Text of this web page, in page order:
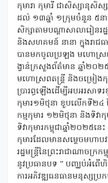
កុមារា កុមារី ជាសិស្សានុសិស្
ដល់ ១៣ឆ្នាំ ១ក្រុមចំនួន ៥
សិក្សាតាមបណ្តាសាលារៀនរ
និងសហគមន៍ នានា ក្នុងរាជ
បានមកចូលប្រឡង មហោស្រព
ង្វាន់ក្រសួងព័ត៌មាន ឆ្នាំ២០២
មហោស្រពតន្ត្រី និងចម្រៀងកុ
ប្រារព្ធឡើងដើម្បីអបអរសា
កុមារ១មិថុនា ខួបលើកទី២៤
កម្មកុមារ ១២មិថុនា និងទិវា
ទិវាកុមារកម្ពុជាឆ្នាំ២០២៥នេ
កុមារដែលមានសម្តេចមហា
រដ្ឋមន្ត្រីនៃព្រះរាជាណាចក្
នូវប្រធានបទ ” បញ្ឈប់អំពើហិ
ការអភិវឌ្ឍធនធានមនុស្សប្